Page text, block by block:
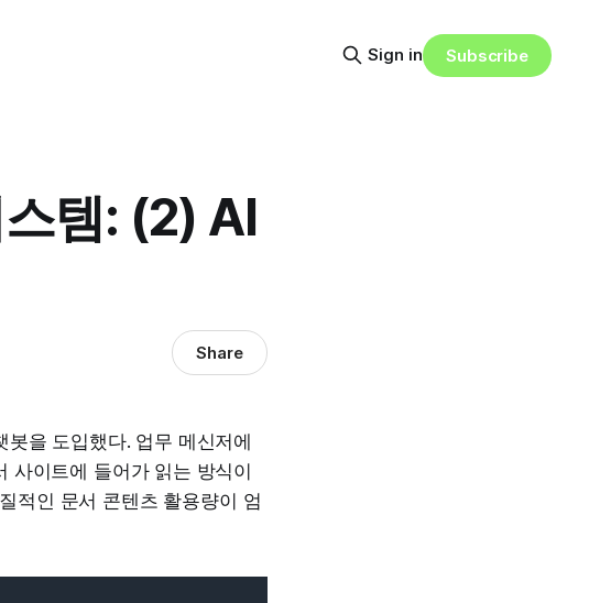
Sign in Subscribe
템: (2) AI
Share
을 도입했다. 업무 메신저에
사이트에 들어가 읽는 방식이
적인 문서 콘텐츠 활용량이 엄